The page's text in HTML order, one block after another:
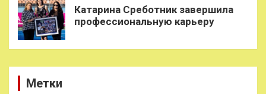
Катарина Среботник завершила
профессиональную карьеру
Метки